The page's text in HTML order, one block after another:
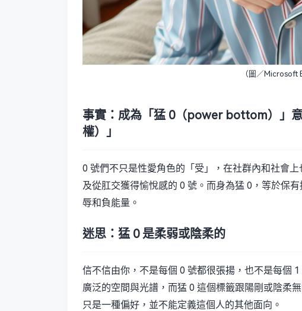
（圖／Microsoft
事實：成為「猛 0（power bottom）」
權）」
0 號們不只是性愛角色的「受」，在社群內和社會
及從肛交獲得愉悅感的 0 號。而身為猛 0，等於保
辱和負能量。
迷思：猛 0 是柔弱或陰柔的
信不信由你，不是每個 0 號都很張揚，也不是每個
廣泛的空間與光譜，而猛 0 這個標籤跟陽剛或陰柔
只是一種偏好，並不能定義這個人的其他面向。